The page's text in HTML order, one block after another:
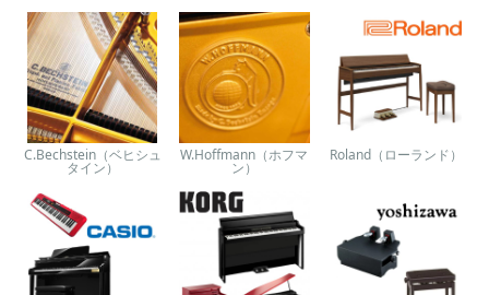
C.Bechstein（ベヒシュ
タイン）
W.Hoffmann（ホフマ
ン）
Roland（ローランド）